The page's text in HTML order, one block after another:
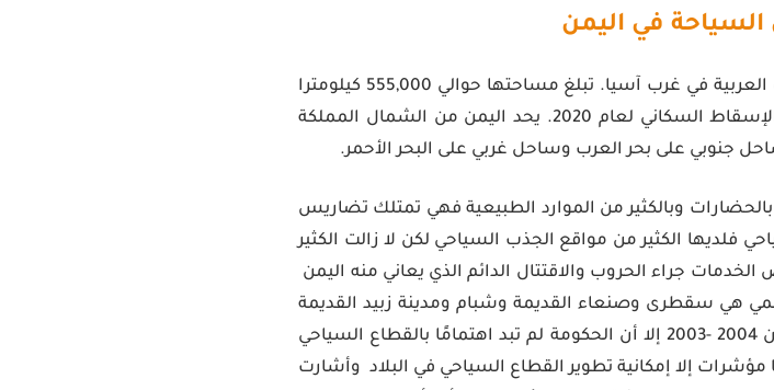
في اليمن
اليَمَن أو، هي دولة عربية تقع جنوب غرب شبه الجزيرة العربية في غرب آسيا. تبلغ مساحتها حوالي 555,000 كيلومترا
مربعا، ويبلغ عدد سكانها 30,411,000 نسمة حسب الإسقاط السكاني لعام 2020. يحد اليمن من الشمال المملكة
جنوبي على بحر العرب وساحل غربي على البحر الأحمر.
بالحضارات وبالكثير من الموارد الطبيعية فهي تمتلك تضاريس
فلديها الكثير من مواقع الجذب السياحي لكن لا زالت الكثير
جراء الحروب والاقتتال الدائم الذي يعاني منه اليمن
هي سقطرى وصنعاء القديمة وشبام ومدينة زبيد القديمة
ورغم ارتفاع عدد السياح إلى 176.98% في اليمن ما بين 2004 -2003 إلا أن الحكومة لم تبد اهتمامًا بالقطاع السياحي
السياح من 7 أيام إلى 17 يوم وكلها مؤشرات إلا إمكانية تطوير القطاع السياحي في البلاد وأشارت